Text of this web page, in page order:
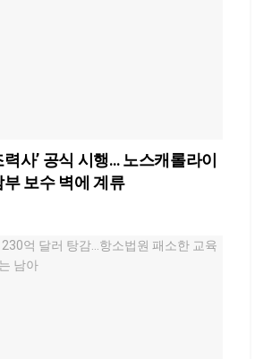
력사’ 공식 시행… 노스캐롤라이
부 보수 벽에 계류